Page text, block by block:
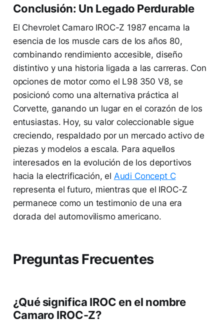
Conclusión: Un Legado Perdurable
El Chevrolet Camaro IROC-Z 1987 encarna la
esencia de los muscle cars de los años 80,
combinando rendimiento accesible, diseño
distintivo y una historia ligada a las carreras. Con
opciones de motor como el L98 350 V8, se
posicionó como una alternativa práctica al
Corvette, ganando un lugar en el corazón de los
entusiastas. Hoy, su valor coleccionable sigue
creciendo, respaldado por un mercado activo de
piezas y modelos a escala. Para aquellos
interesados en la evolución de los deportivos
hacia la electrificación, el Audi Concept C
representa el futuro, mientras que el IROC-Z
permanece como un testimonio de una era
dorada del automovilismo americano.
Preguntas Frecuentes
¿Qué significa IROC en el nombre
Camaro IROC-Z?